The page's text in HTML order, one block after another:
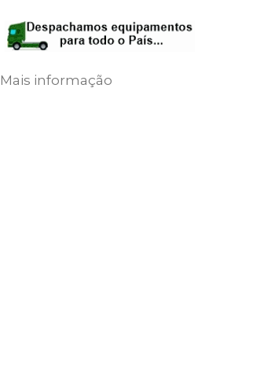
Mais informação